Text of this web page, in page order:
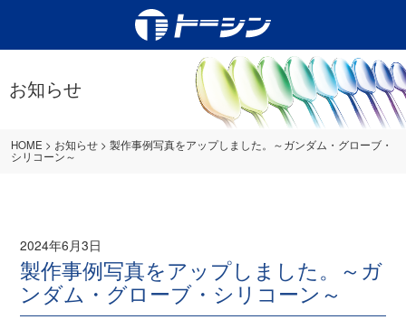
お知らせ
HOME > お知らせ> 製作事例写真をアップしました。～ガンダム・グローブ・
シリコーン～
2024年6月3日
製作事例写真をアップしました。～ガ
ンダム・グローブ・シリコーン～